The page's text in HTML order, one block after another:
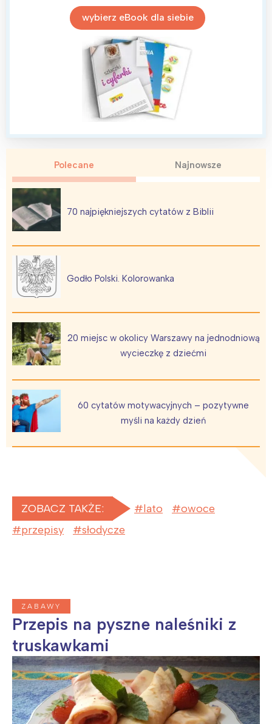
wybierz eBook dla siebie
Polecane Najnowsze
70 najpiękniejszych cytatów z Biblii
Godło Polski. Kolorowanka
20 miejsc w okolicy Warszawy na jednodniową
wycieczkę z dziećmi
60 cytatów motywacyjnych – pozytywne
myśli na każdy dzień
ZOBACZ TAKŻE: lato
owoce
przepisy
słodycze
ZABAWY
Przepis na pyszne naleśniki z
truskawkami